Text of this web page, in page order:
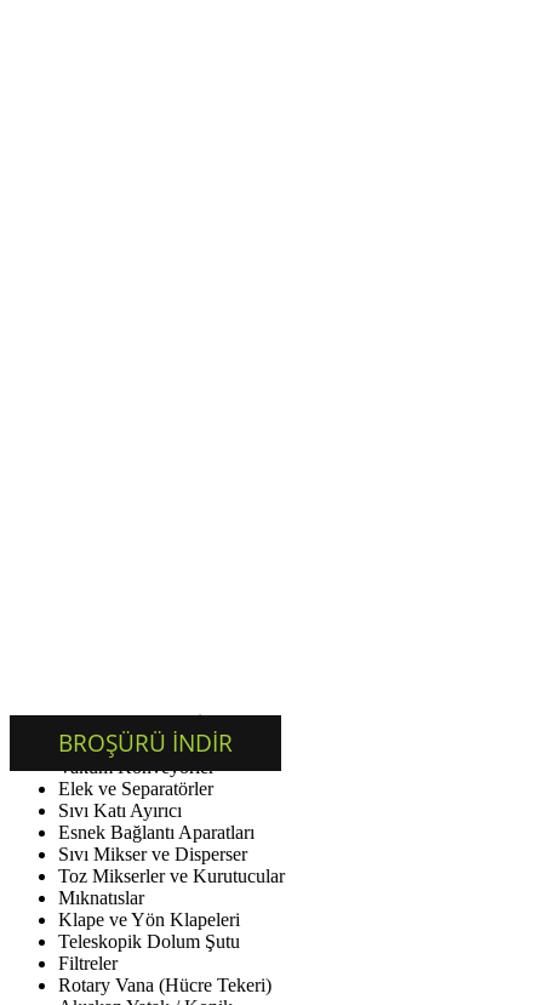
BROŞÜRÜ İNDİR
Vakum Konveyörler
Elek ve Separatörler
Sıvı Katı Ayırıcı
Esnek Bağlantı Aparatları
Sıvı Mikser ve Disperser
Toz Mikserler ve Kurutucular
Mıknatıslar
Klape ve Yön Klapeleri
Teleskopik Dolum Şutu
Filtreler
Rotary Vana (Hücre Tekeri)